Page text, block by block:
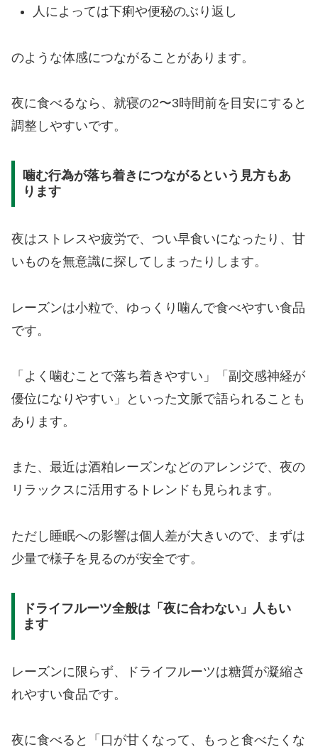
人によっては下痢や便秘のぶり返し
のような体感につながることがあります。
夜に食べるなら、就寝の2〜3時間前を目安にすると
調整しやすいです。
噛む行為が落ち着きにつながるという見方もあ
ります
夜はストレスや疲労で、つい早食いになったり、甘
いものを無意識に探してしまったりします。
レーズンは小粒で、ゆっくり噛んで食べやすい食品
です。
「よく噛むことで落ち着きやすい」「副交感神経が
優位になりやすい」といった文脈で語られることも
あります。
また、最近は酒粕レーズンなどのアレンジで、夜の
リラックスに活用するトレンドも見られます。
ただし睡眠への影響は個人差が大きいので、まずは
少量で様子を見るのが安全です。
ドライフルーツ全般は「夜に合わない」人もい
ます
レーズンに限らず、ドライフルーツは糖質が凝縮さ
れやすい食品です。
夜に食べると「口が甘くなって、もっと食べたくな